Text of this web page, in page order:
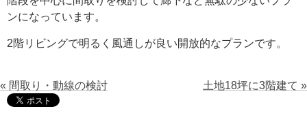
ンになっています。
2階リビングで明るく風通しが良い開放的なプランです。
« 間取り・動線の検討 土地18坪に3階建て »